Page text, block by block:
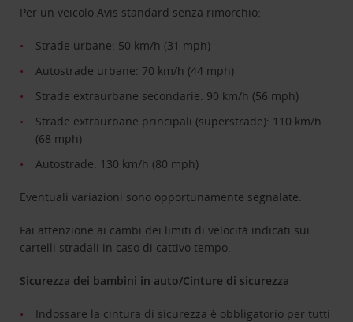
Per un veicolo Avis standard senza rimorchio:
Strade urbane: 50 km/h (31 mph)
Autostrade urbane: 70 km/h (44 mph)
Strade extraurbane secondarie: 90 km/h (56 mph)
Strade extraurbane principali (superstrade): 110 km/h
(68 mph)
Autostrade: 130 km/h (80 mph)
Eventuali variazioni sono opportunamente segnalate.
Fai attenzione ai cambi dei limiti di velocità indicati sui
cartelli stradali in caso di cattivo tempo.
Sicurezza dei bambini in auto/Cinture di sicurezza
Indossare la cintura di sicurezza è obbligatorio per tutti